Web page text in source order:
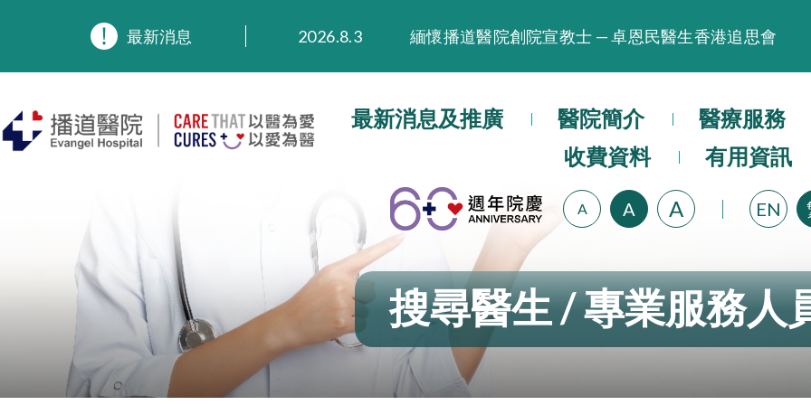
最新消息 2026.8.3
緬懷播道醫院創院宣教士 — 卓恩民醫生香港追思會
2025.9.23
2025.8.4
播道醫院體檢服務獲客戶正面評價
播道醫院手機App已推出查閱病歷記錄及求診資料功能
最新消息及推廣 醫院簡介
醫療服務
收費資料
有用資訊
A A A EN
搜尋醫生 / 專業服務人